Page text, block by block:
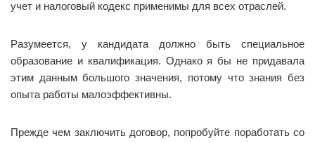
учет и налоговый кодекс применимы для всех отраслей.
Разумеется, у кандидата должно быть специальное
образование и квалификация. Однако я бы не придавала
этим данным большого значения, потому что знания без
опыта работы малоэффективны.
Прежде чем заключить договор, попробуйте поработать со